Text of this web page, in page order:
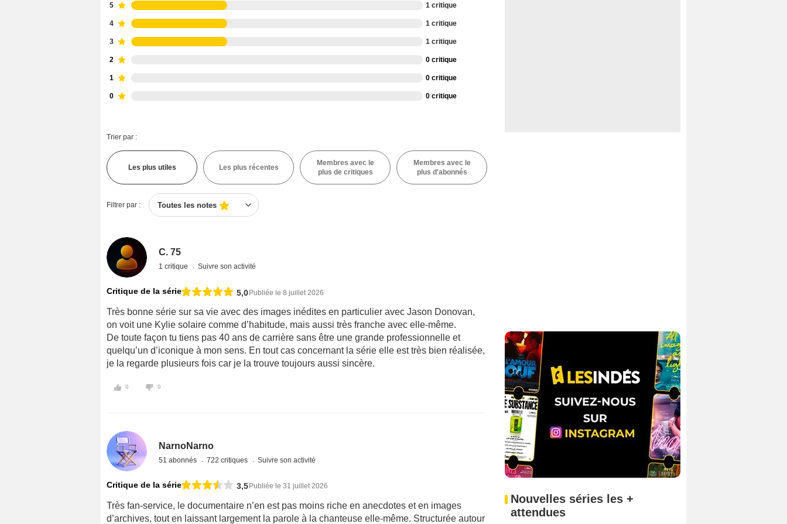
5 1 critique
4 1 critique
3 1 critique
2 0 critique
1 0 critique
0 0 critique
Trier par :
Les plus utiles Les plus récentes
Membres avec le
plus de critiques
Membres avec le
plus d'abonnés
Filtrer par : Toutes les notes
C. 75
1 critique Suivre son activité
Critique de la série 5,0Publiée le 8 juillet 2026
Très bonne série sur sa vie avec des images inédites en particulier avec Jason Donovan,
on voit une Kylie solaire comme d’habitude, mais aussi très franche avec elle-même.
De toute façon tu tiens pas 40 ans de carrière sans être une grande professionnelle et
quelqu’un d’iconique à mon sens. En tout cas concernant la série elle est très bien réalisée,
je la regarde plusieurs fois car je la trouve toujours aussi sincère.
0 0
NarnoNarno
51 abonnés 722 critiques Suivre son activité
Critique de la série 3,5 Publiée le 31 juillet 2026
Très fan-service, le documentaire n’en est pas moins riche en anecdotes et en images
d’archives, tout en laissant largement la parole à la chanteuse elle-même. Structurée autour
Nouvelles séries les +
attendues